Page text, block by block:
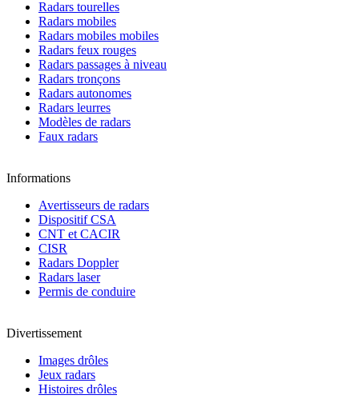
Radars tourelles
Radars mobiles
Radars mobiles mobiles
Radars feux rouges
Radars passages à niveau
Radars tronçons
Radars autonomes
Radars leurres
Modèles de radars
Faux radars
Informations
Avertisseurs de radars
Dispositif CSA
CNT et CACIR
CISR
Radars Doppler
Radars laser
Permis de conduire
Divertissement
Images drôles
Jeux radars
Histoires drôles